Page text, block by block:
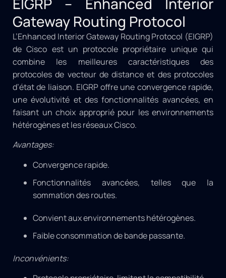
Gateway Routing Protocol
L’Enhanced Interior Gateway Routing Protocol (EIGRP)
de Cisco est un protocole propriétaire unique qui
combine les meilleures caractéristiques des
protocoles de vecteur de distance et des protocoles
d’état de liaison. EIGRP offre une convergence rapide,
une évolutivité et des fonctionnalités avancées, en
faisant un choix approprié pour les environnements
hétérogènes et les réseaux Cisco.
Avantages:
Convergence rapide.
Fonctionnalités avancées, telles que la
sommation des routes.
Convient aux environnements hétérogènes.
Faible consommation de bande passante.
Inconvénients: